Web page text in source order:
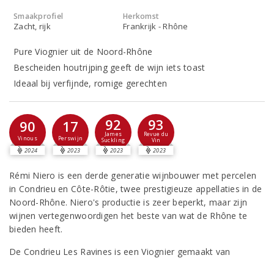
Smaakprofiel
Zacht, rijk
Herkomst
Frankrijk - Rhône
Pure Viognier uit de Noord-Rhône
Bescheiden houtrijping geeft de wijn iets toast
Ideaal bij verfijnde, romige gerechten
90
Vinous
2024
17
Perswijn
2023
92
James
Suckling
2023
93
Revue du
Vin
2023
Rémi Niero is een derde generatie wijnbouwer met percelen
in Condrieu en Côte-Rôtie, twee prestigieuze appellaties in de
Noord-Rhône. Niero's productie is zeer beperkt, maar zijn
wijnen vertegenwoordigen het beste van wat de Rhône te
bieden heeft.
De Condrieu Les Ravines is een Viognier gemaakt van